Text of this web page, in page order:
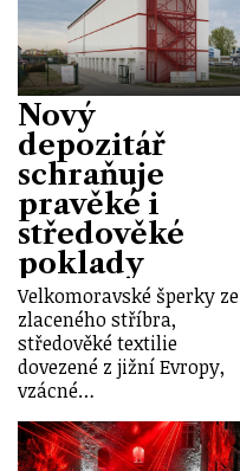
Nový
depozitář
schraňuje
pravěké i
středověké
poklady
Velkomoravské šperky ze
zlaceného stříbra,
středověké textilie
dovezené z jižní Evropy,
vzácné…